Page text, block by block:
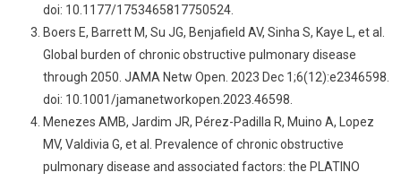
doi: 10.1177/1753465817750524.
Boers E, Barrett M, Su JG, Benjafield AV, Sinha S, Kaye L, et al.
Global burden of chronic obstructive pulmonary disease
through 2050. JAMA Netw Open. 2023 Dec 1;6(12):e2346598.
doi: 10.1001/jamanetworkopen.2023.46598.
Menezes AMB, Jardim JR, Pérez-Padilla R, Muino A, Lopez
MV, Valdivia G, et al. Prevalence of chronic obstructive
pulmonary disease and associated factors: the PLATINO